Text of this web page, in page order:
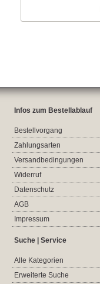
Infos zum Bestellablauf
Bestellvorgang
Zahlungsarten
Versandbedingungen
Widerruf
Datenschutz
AGB
Impressum
Suche | Service
Alle Kategorien
Erweiterte Suche